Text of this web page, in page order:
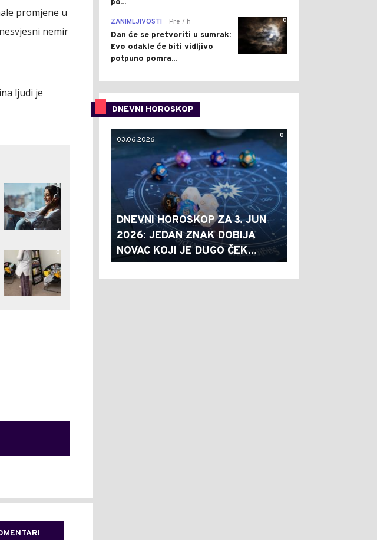
promjene u
nemir
ljudi je
0
0
po...
0
ZANIMLJIVOSTI Pre 7 h
Dan će se pretvoriti u sumrak:
Evo odakle će biti vidljivo
potpuno pomra...
DNEVNI HOROSKOP
0
03.06.2026.
DNEVNI HOROSKOP ZA 3. JUN
2026: JEDAN ZNAK DOBIJA
NOVAC KOJI JE DUGO ČEK...